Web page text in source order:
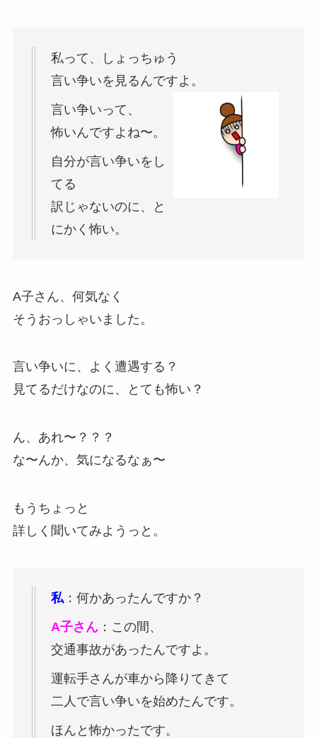
私って、しょっちゅう
言い争いを見るんですよ。
言い争いって、
怖いんですよね〜。
自分が言い争いをし
てる
訳じゃないのに、と
にかく怖い。
A子さん、何気なく
そうおっしゃいました。
言い争いに、よく遭遇する？
見てるだけなのに、とても怖い？
ん、あれ〜？？？
な〜んか、気になるなぁ〜
もうちょっと
詳しく聞いてみようっと。
私：何かあったんですか？
A子さん：この間、
交通事故があったんですよ。
運転手さんが車から降りてきて
二人で言い争いを始めたんです。
ほんと怖かったです。